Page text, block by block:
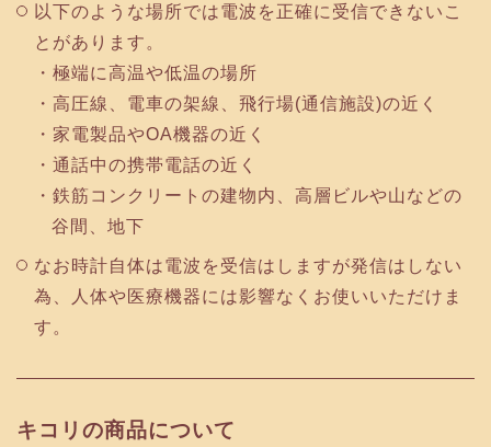
以下のような場所では電波を正確に受信できないこ
とがあります。
極端に高温や低温の場所
高圧線、電車の架線、飛行場(通信施設)の近く
家電製品やOA機器の近く
通話中の携帯電話の近く
鉄筋コンクリートの建物内、高層ビルや山などの
谷間、地下
なお時計自体は電波を受信はしますが発信はしない
為、人体や医療機器には影響なくお使いいただけま
す。
キコリの商品について